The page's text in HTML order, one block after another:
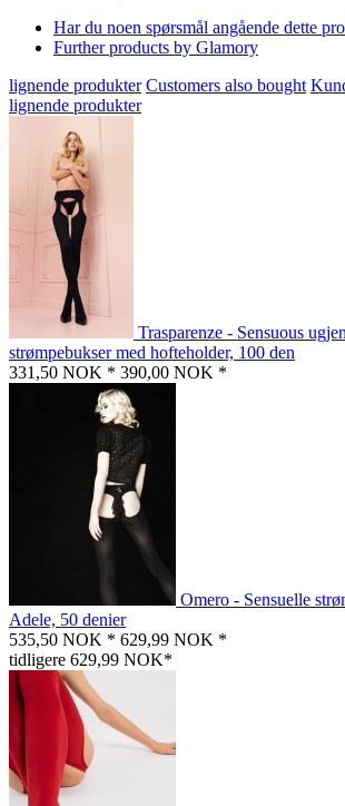
Har du noen spørsmål angående dette
Further products by Glamory
lignende produkter Customers also bought
lignende produkter
Trasparenze - Sensuous
strømpebukser med hofteholder, 100 den
331,50 NOK * 390,00 NOK *
Omero - Sensuelle
Adele, 50 denier
535,50 NOK * 629,99 NOK *
tidligere 629,99 NOK*